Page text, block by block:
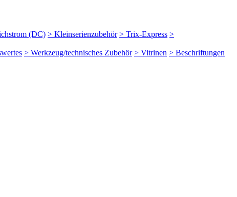
(DC) > Kleinserienzubehör > Trix-Express >
> Werkzeug/technisches Zubehör > Vitrinen > Beschriftungen